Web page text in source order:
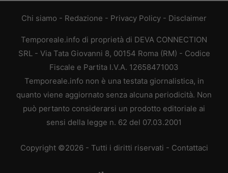
Chi siamo - Redazione - Privacy Policy - Disclaimer
Temporeale.info di proprietà di DEVA CONNECTION
SRL - Via Tata Giovanni 8, 00154 Roma (RM) - Codice
Fiscale e Partita I.V.A. 12658471003
Temporeale.info non è una testata giornalistica, in
quanto viene aggiornato senza alcuna periodicità. Non
può pertanto considerarsi un prodotto editoriale ai
sensi della legge n. 62 del 07.03.2001
Copyright ©2026 - Tutti i diritti riservati - Contattaci